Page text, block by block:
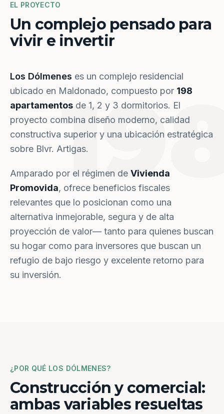
EL PROYECTO
Un complejo pensado para
vivir e invertir
Los Dólmenes es un complejo residencial
ubicado en Maldonado, compuesto por 198
apartamentos de 1, 2 y 3 dormitorios. El
proyecto combina diseño moderno, calidad
constructiva superior y una ubicación estratégica
sobre Blvr. Artigas.
Amparado por el régimen de Vivienda
Promovida, ofrece beneficios fiscales
relevantes que lo posicionan como una
alternativa inmejorable, segura y de alta
proyección de valor— tanto para quienes buscan
su hogar como para inversores que buscan un
refugio de bajo riesgo y excelente retorno para
su inversión.
¿POR QUÉ LOS DÓLMENES?
Construcción y comercial:
ambas variables resueltas